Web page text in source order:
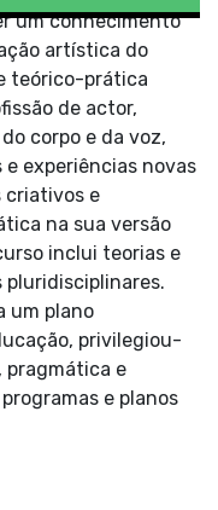
um conhecimento
artística do
teórico-prática
de actor,
corpo e da voz,
experiências novas
criativos e
na sua versão
inclui teorias e
pluridisciplinares.
um plano
privilegiou-
pragmática e
e planos